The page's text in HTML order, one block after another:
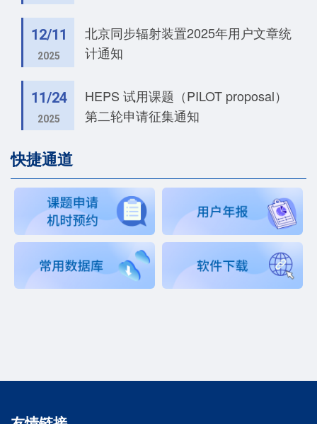
12/11
2025
北京同步辐射装置2025年用户文章统
计通知
11/24
2025
HEPS 试用课题（PILOT proposal）
第二轮申请征集通知
快捷通道